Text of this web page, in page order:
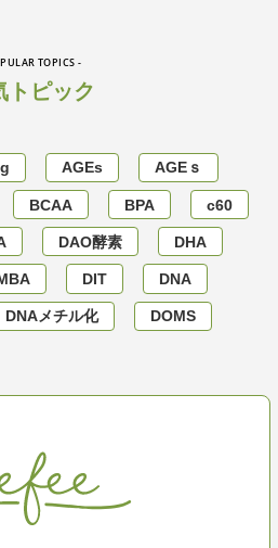
TOPICS -
トピック
AGEs AGEｓ
BCAA BPA c60
DAO酵素 DHA
DIT DNA
DNAメチル化 DOMS